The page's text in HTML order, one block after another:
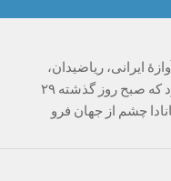
ایرانی، ریاضیدان،
شاعر و استاد حوزه مهندسی برق بود که صبح روز گذشته ۲۹
کانادا چشم از جهان فرو